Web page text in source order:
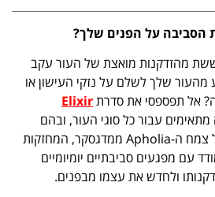
הסביבה על הפנים שלך?
מהזדקנות מואצת של העור עקב
מהעור שלך לשלם על נזקי העישון או
אל תפספסי את סדרתElixir
עבור כל סוגי העור, ובהם
נעשה שימוש בסגולות של צמח ה-Apholia ממדגסקר, המחזקות
עם מפגעים סביבתיים יומיומיים
ולחדש את עצמו מבפנים.